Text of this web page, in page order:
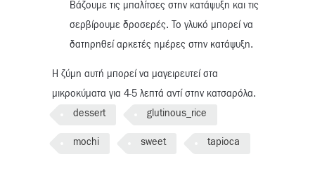
Βάζουμε τις μπαλίτσες στην κατάψυξη και τις
σερβίρουμε δροσερές. Το γλυκό μπορεί να
δατηρηθεί αρκετές ημέρες στην κατάψυξη.
Η ζύμη αυτή μπορεί να μαγειρευτεί στα
μικροκύματα για 4-5 λεπτά αντί στην κατσαρόλα.
dessert
glutinous_rice
mochi sweet tapioca